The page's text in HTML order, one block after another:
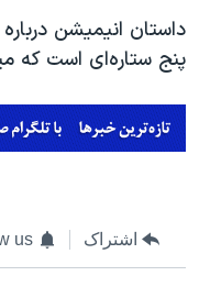
داستان انیمیشن
پنج ‌ستاره‌ای است که
اشتراک us